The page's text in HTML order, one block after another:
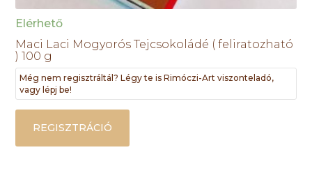
Elérhető
Maci Laci Mogyorós Tejcsokoládé ( feliratozható
) 100 g
Még nem regisztráltál? Légy te is Rimóczi-Art viszonteladó,
vagy lépj be!
REGISZTRÁCIÓ